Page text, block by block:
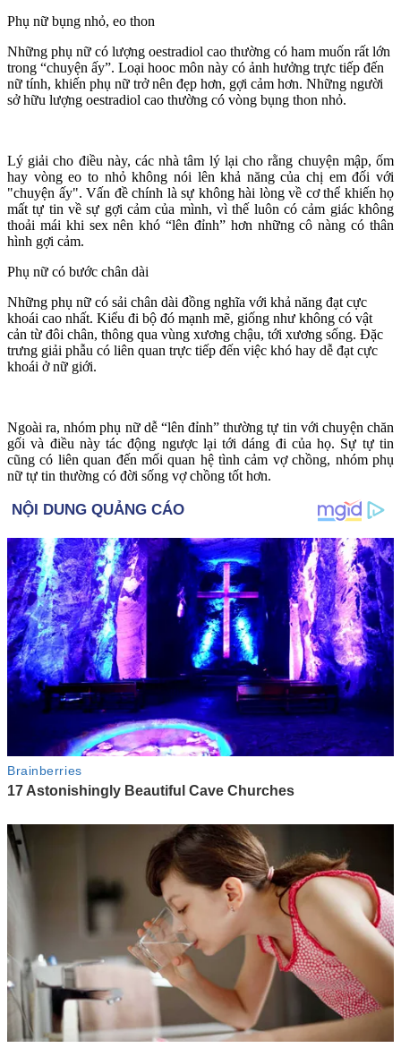
Phụ nữ bụng nhỏ, eo thon
Những phụ nữ có lượng oestradiol cao thường có ham muốn rất lớn
trong “chu‌yện ấ‌y”. Loại hooc môn này có ảnh hưởng trực tiếp đến
nữ tính, khiến phụ nữ trở nên đẹp hơn, gợi cảm hơn. Những người
sở hữu lượng oestradiol cao thường có vòng bụng thon nhỏ.
Lý giải cho điều này, các nhà tâm lý lại cho rằng chuyện mập, ốm
hay vòng eo to nhỏ không nói lên khả năng của chị em đối với
"chu‌yện ấ‌y". Vấn đề chính là sự không hài lòng về c‌ơ th‌ể khiến họ
mất tự tin về sự gợi cảm của mình, vì thế luôn có cảm giác không
thoải mái khi se‌ּx nên khó “lên đỉnh” hơn những cô nàng có thân
hình gợi cảm.
Phụ nữ có bước chân dài
Những phụ nữ có sải chân dài đồng nghĩa với khả năng đạt cực
khoái cao nhất. Kiểu đi bộ đó mạnh mẽ, giống như không có vật
cản từ đôi chân, thông qua vùng xương chậu, tới xương sống. Đặc
trưng giải phẫu có liên quan trực tiếp đến việc khó hay dễ đạt cực
khoái ở nữ giới.
Ngoài ra, nhóm phụ nữ dễ “lên đỉnh” thường tự tin với chuyện chăn
gối và điều này tác động ngược lại tới dáng đi của họ. Sự tự tin
cũng có liên quan đến mối quan hệ tình cảm vợ chồng, nhóm phụ
nữ tự tin thường có đời sống vợ chồng tốt hơn.